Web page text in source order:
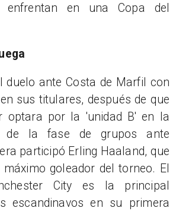
enfrentan en una Copa del
duelo ante Costa de Marfil con
sus titulares, después de que
optara por la 'unidad B' en la
de la fase de grupos ante
participó Erling Haaland, que
goleador del torneo. El
City es la principal
escandinavos en su primera